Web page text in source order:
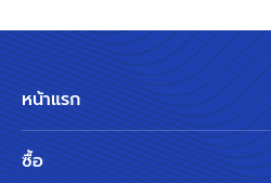
หน้าแรก
ซื้อ